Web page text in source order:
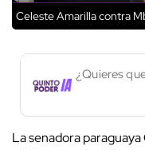
Celeste Amarilla contra
¿Quieres
La senadora paraguaya